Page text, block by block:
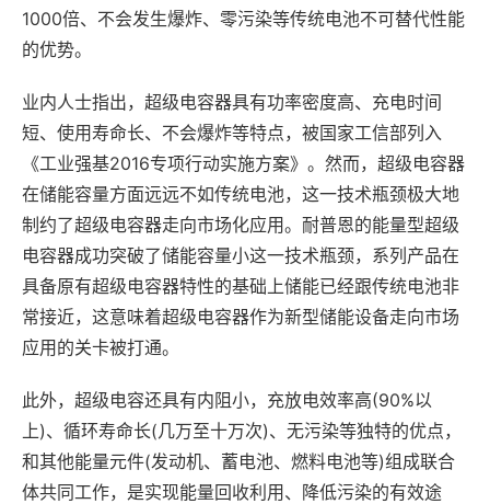
1000倍、不会发生爆炸、零污染等传统电池不可替代性能
的优势。
业内人士指出，超级电容器具有功率密度高、充电时间
短、使用寿命长、不会爆炸等特点，被国家工信部列入
《工业强基2016专项行动实施方案》。然而，超级电容器
在储能容量方面远远不如传统电池，这一技术瓶颈极大地
制约了超级电容器走向市场化应用。耐普恩的能量型超级
电容器成功突破了储能容量小这一技术瓶颈，系列产品在
具备原有超级电容器特性的基础上储能已经跟传统电池非
常接近，这意味着超级电容器作为新型储能设备走向市场
应用的关卡被打通。
此外，超级电容还具有内阻小，充放电效率高(90%以
上)、循环寿命长(几万至十万次)、无污染等独特的优点，
和其他能量元件(发动机、蓄电池、燃料电池等)组成联合
体共同工作，是实现能量回收利用、降低污染的有效途